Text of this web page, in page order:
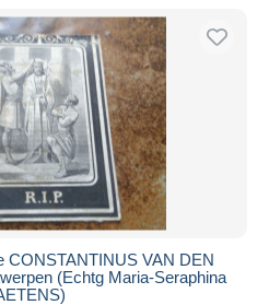
CONSTANTINUS VAN DEN
(Echtg Maria-Seraphina